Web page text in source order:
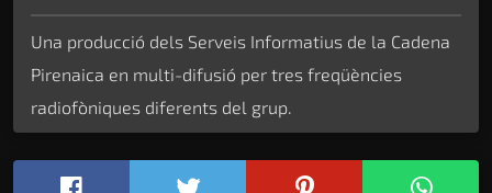
Una producció dels Serveis Informatius de la Cadena
Pirenaica en multi-difusió per tres freqüències
radiofòniques diferents del grup.